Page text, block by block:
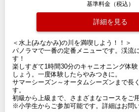
基準料金（税込）
詳細を見る
＜水上(みなかみ)の川を満喫しよう！！＞
パノラマで一番の定番メニューです。渓流
す！
楽しすぎて1時間30分のキャニオニング体
しょう。一度体験したらやみつきに。
サマーシーズン～オータムシーズンまで長
す。
初級から上級まで、さまざまなコースをご
※小学生からご参加可能です。詳細はお問